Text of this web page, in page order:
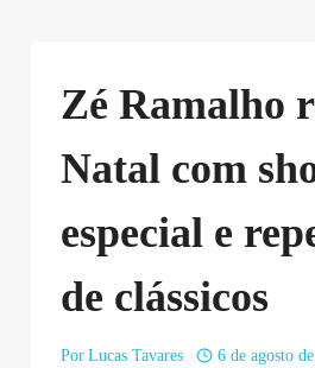
Zé Ramalho
Natal com
especial e
de clássicos
Por Lucas Tavares
6 de agosto